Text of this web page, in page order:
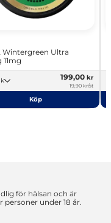
Wintergreen Ultra
199,00 kr
19,90 kr/st
Köp
för hälsan och är
under 18 år.